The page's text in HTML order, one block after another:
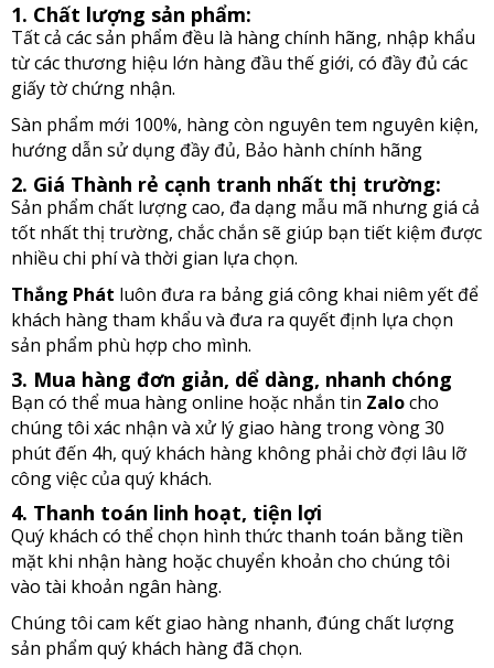
1. Chất lượng sản phẩm:
Tất cả các sản phẩm đều là hàng chính hãng, nhập khẩu
từ các thương hiệu lớn hàng đầu thế giới, có đầy đủ các
giấy tờ chứng nhận.
Sàn phẩm mới 100%, hàng còn nguyên tem nguyên kiện,
hướng dẫn sử dụng đầy đủ, Bảo hành chính hãng
2. Giá Thành rẻ cạnh tranh nhất thị trường:
Sản phẩm chất lượng cao, đa dạng mẫu mã nhưng giá cả
tốt nhất thị trường, chắc chắn sẽ giúp bạn tiết kiệm được
nhiều chi phí và thời gian lựa chọn.
Thắng Phát luôn đưa ra bảng giá công khai niêm yết để
khách hàng tham khẩu và đưa ra quyết định lựa chọn
sản phẩm phù hợp cho mình.
3. Mua hàng đơn giản, dể dàng, nhanh chóng
Bạn có thể mua hàng online hoặc nhắn tin Zalocho
chúng tôi xác nhận và xử lý giao hàng trong vòng 30
phút đến 4h, quý khách hàng không phải chờ đợi lâu lỡ
công việc của quý khách.
4. Thanh toán linh hoạt, tiện lợi
Quý khách có thể chọn hình thức thanh toán bằng tiền
mặt khi nhận hàng hoặc chuyển khoản cho chúng tôi
vào tài khoản ngân hàng.
Chúng tôi cam kết giao hàng nhanh, đúng chất lượng
sản phẩm quý khách hàng đã chọn.